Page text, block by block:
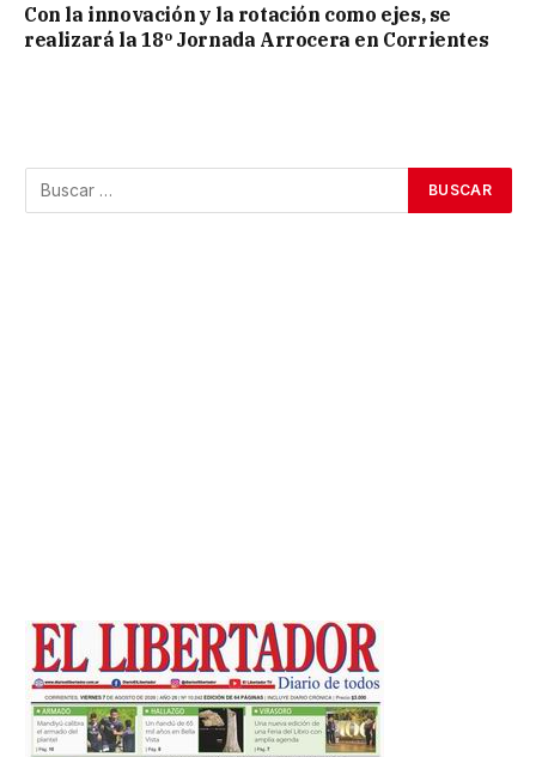
Con la innovación y la rotación como ejes, se
realizará la 18º Jornada Arrocera en Corrientes